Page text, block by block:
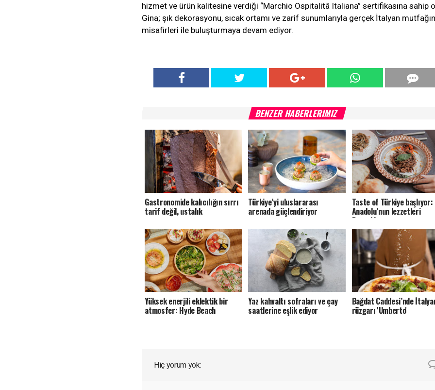
hizmet ve ürün kalitesine verdiği “Marchio Ospitalitâ Italiana” sertifikasına sahip
Gina; şık dekorasyonu, sıcak ortamı ve zarif sunumlarıyla gerçek İtalyan
misafirleri ile buluşturmaya devam ediyor.
BENZER HABERLERIMIZ
Gastronomide kalıcılığın sırrı
tarif değil, ustalık
Türkiye’yi uluslararası
arenada güçlendiriyor
Taste of Türkiye başlıyor:
Anadolu’nun lezzetleri
Boğaz’da
Yüksek enerjili eklektik bir
atmosfer: Hyde Beach
Yaz kahvaltı sofraları ve çay
saatlerine eşlik ediyor
Bağdat Caddesi’nde
rüzgarı 'Umberto'
Hiç yorum yok: